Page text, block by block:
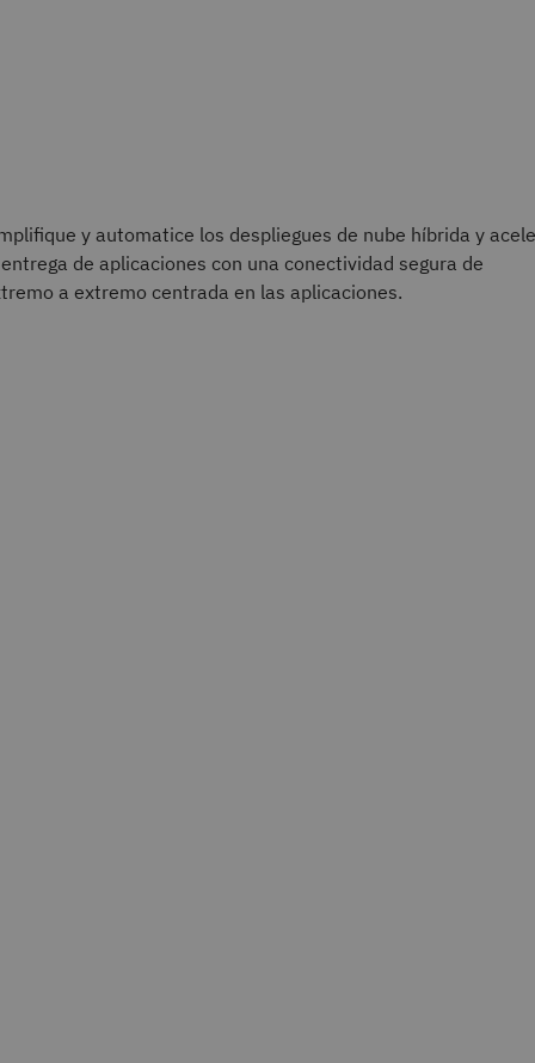
y automatice los despliegues de nube híbrida y
de aplicaciones con una conectividad segura de
a extremo centrada en las aplicaciones.